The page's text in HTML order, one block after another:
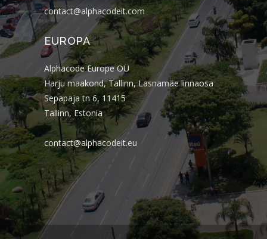
contact@alphacodeit.com
EUROPA
Alphacode Europe OÜ
Harju maakond, Tallinn, Lasnamäe linnaosa
Sepapaja tn 6, 11415
Tallinn, Estonia
contact@alphacodeit.eu